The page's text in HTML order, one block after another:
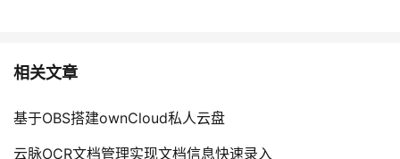
相关文章
基于OBS搭建ownCloud私人云盘
云脉OCR文档管理实现文档信息快速录入